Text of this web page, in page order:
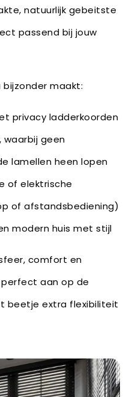
natuurlijk gebeitste
passend bij jouw
maakt:
privacy ladderkoorden
waarbij geen
lamellen heen lopen
of elektrische
of afstandsbediening)
modern huis met stijl
comfort en
perfect aan op de
beetje extra flexibiliteit